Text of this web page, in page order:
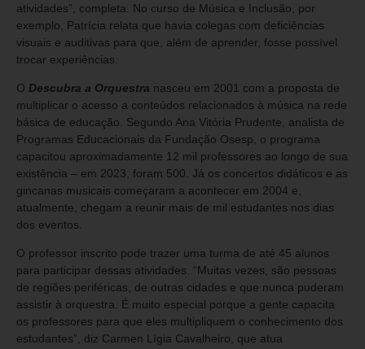
atividades”, completa. No curso de Música e Inclusão, por
exemplo, Patrícia relata que havia colegas com deficiências
visuais e auditivas para que, além de aprender, fosse possível
trocar experiências.
O Descubra a Orquestra nasceu em 2001 com a proposta de
multiplicar o acesso a conteúdos relacionados à música na rede
básica de educação. Segundo Ana Vitória Prudente, analista de
Programas Educacionais da Fundação Osesp, o programa
capacitou aproximadamente 12 mil professores ao longo de sua
existência – em 2023, foram 500. Já os concertos didáticos e as
gincanas musicais começaram a acontecer em 2004 e,
atualmente, chegam a reunir mais de mil estudantes nos dias
dos eventos.
O professor inscrito pode trazer uma turma de até 45 alunos
para participar dessas atividades. “Muitas vezes, são pessoas
de regiões periféricas, de outras cidades e que nunca puderam
assistir à orquestra. É muito especial porque a gente capacita
os professores para que eles multipliquem o conhecimento dos
estudantes”, diz Carmen Lígia Cavalheiro, que atua